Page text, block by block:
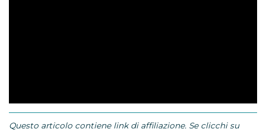
Questo articolo contiene link di affiliazione. Se clicchi su